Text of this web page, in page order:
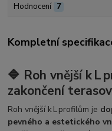
Hodnocení 7
Kompletní
🔷 Roh vnější k L
zakončení
Roh vnější k L profilům je
pevného a estetického